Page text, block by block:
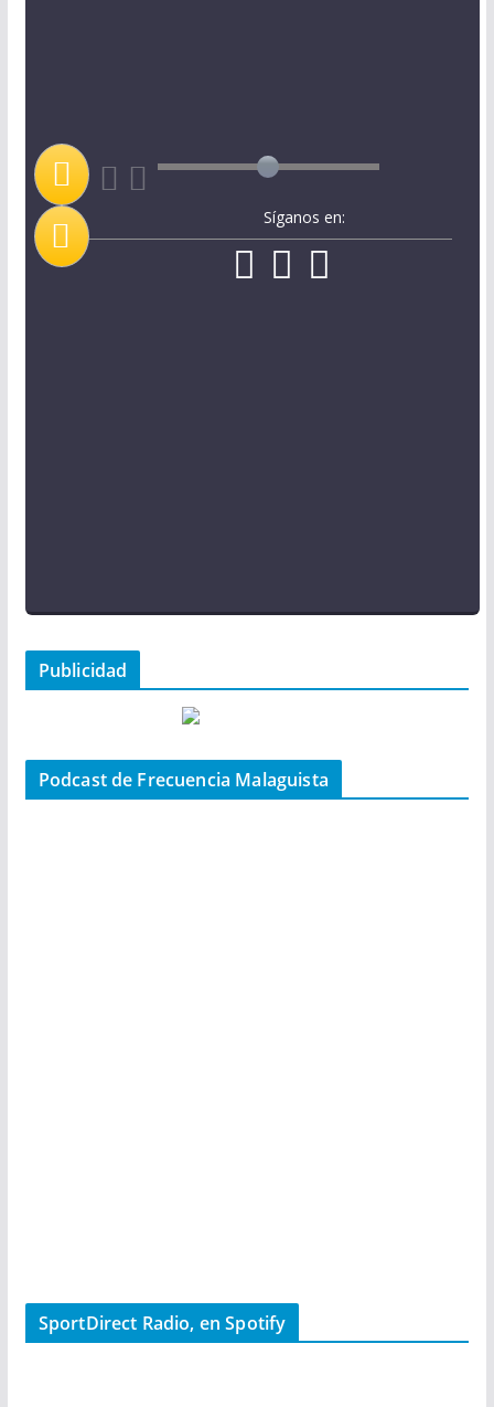
Síganos en:
Publicidad
Podcast de Frecuencia Malaguista
SportDirect Radio, en Spotify